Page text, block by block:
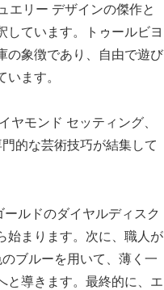
エリー デザインの傑作と
しています。トゥールビヨ
の象徴であり、自由で遊び
ます。
モンド セッティング、
的な芸術技巧が結集して
ルドのダイヤルディスク
始まります。次に、職人が
ブルーを用いて、薄く一
と導きます。最終的に、エ